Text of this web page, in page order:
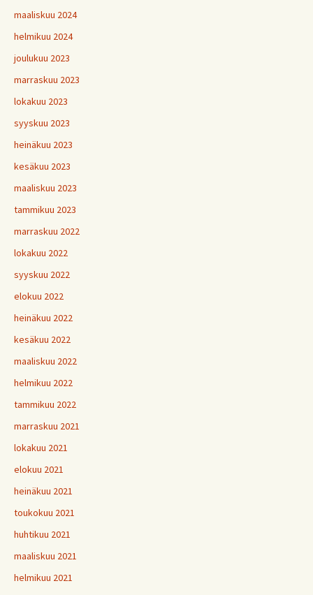
maaliskuu 2024
helmikuu 2024
joulukuu 2023
marraskuu 2023
lokakuu 2023
syyskuu 2023
heinäkuu 2023
kesäkuu 2023
maaliskuu 2023
tammikuu 2023
marraskuu 2022
lokakuu 2022
syyskuu 2022
elokuu 2022
heinäkuu 2022
kesäkuu 2022
maaliskuu 2022
helmikuu 2022
tammikuu 2022
marraskuu 2021
lokakuu 2021
elokuu 2021
heinäkuu 2021
toukokuu 2021
huhtikuu 2021
maaliskuu 2021
helmikuu 2021